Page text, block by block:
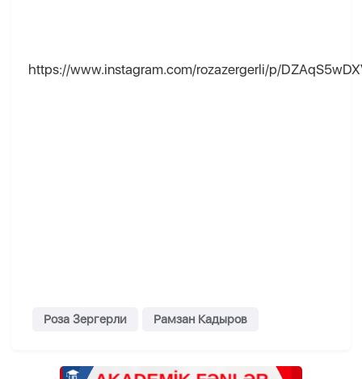
https://www.instagram.com/rozazergerli/p/
Роза Зергерли Рамзан Кадыров